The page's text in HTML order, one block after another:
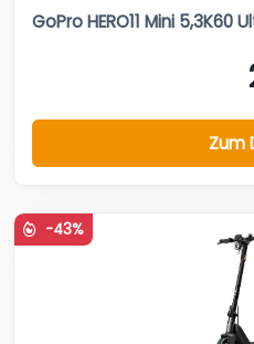
GoPro HERO11 Mini 5,3K60
Zum
-43%